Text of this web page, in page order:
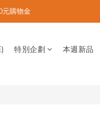
元購物金
特別企劃 本週新品